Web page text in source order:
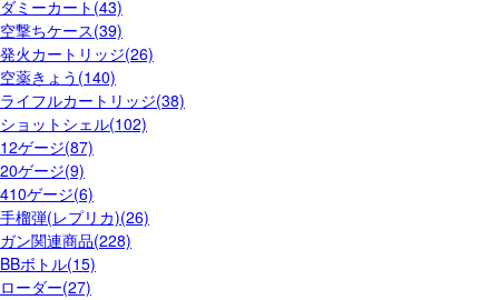
ダミーカート(43)
空撃ちケース(39)
発火カートリッジ(26)
空薬きょう(140)
ライフルカートリッジ(38)
ショットシェル(102)
12ゲージ(87)
20ゲージ(9)
410ゲージ(6)
手榴弾(レプリカ)(26)
ガン関連商品(228)
BBボトル(15)
ローダー(27)